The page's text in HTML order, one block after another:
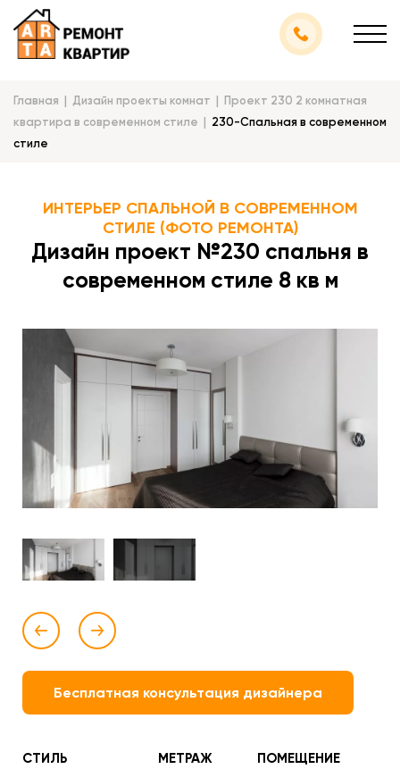
Главная Дизайн проекты комнат
Проект 230 2 комнатная
квартира в современном стиле
230-Спальная в современном
стиле
ИНТЕРЬЕР СПАЛЬНОЙ В СОВРЕМЕННОМ
СТИЛЕ (ФОТО РЕМОНТА)
Дизайн проект №230 спальня в
современном стиле 8 кв м
Бесплатная консультация дизайнера
СТИЛЬ
МЕТРАЖ
ПОМЕЩЕНИЕ